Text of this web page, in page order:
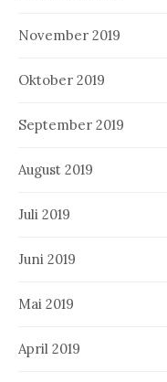
November 2019
Oktober 2019
September 2019
August 2019
Juli 2019
Juni 2019
Mai 2019
April 2019